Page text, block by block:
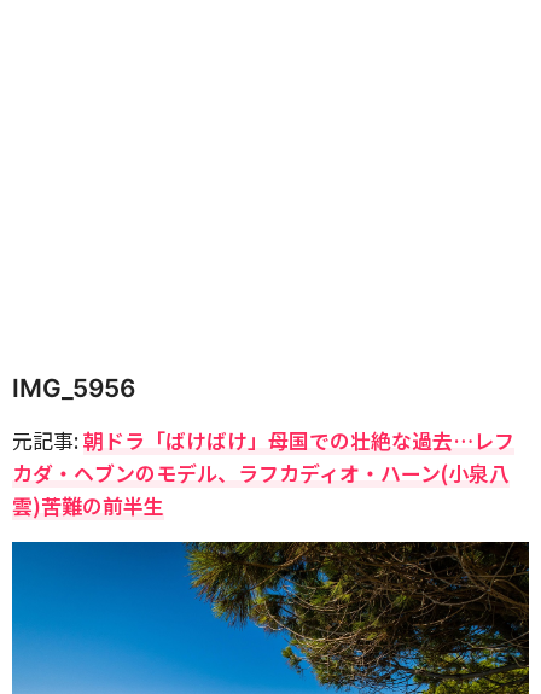
IMG_5956
元記事:朝ドラ「ばけばけ」母国での壮絶な過去…レフ
カダ・ヘブンのモデル、ラフカディオ・ハーン(小泉八
雲)苦難の前半生